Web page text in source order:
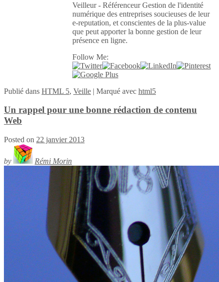
Veilleur - Référenceur Gestion de l'identité
numérique des entreprises soucieuses de leur
e-reputation, et conscientes de la plus-value
que peut apporter la bonne gestion de leur
présence en ligne.
Follow Me:
Publié dans HTML 5, Veille | Marqué avec html5
Un rappel pour une bonne rédaction de contenu
Web
Posted on 22 janvier 2013
by Rémi Morin